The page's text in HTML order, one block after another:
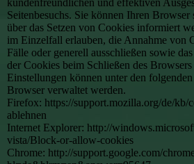
kundenfreundlichen und effektiven
Seitenbesuchs. Sie können Ihren Browser
über das Setzen von Cookies informiert
im Einzelfall erlauben, die Annahme von
Fälle oder generell ausschließen sowie
der Cookies beim Schließen des
Einstellungen können unter den
Browser verwaltet werden.
Firefox: https://support.mozilla.org/de/kb/
ablehnen
Internet Explorer: http://
vista/Block-or-allow-cookies
Chrome: http://support.google.com/